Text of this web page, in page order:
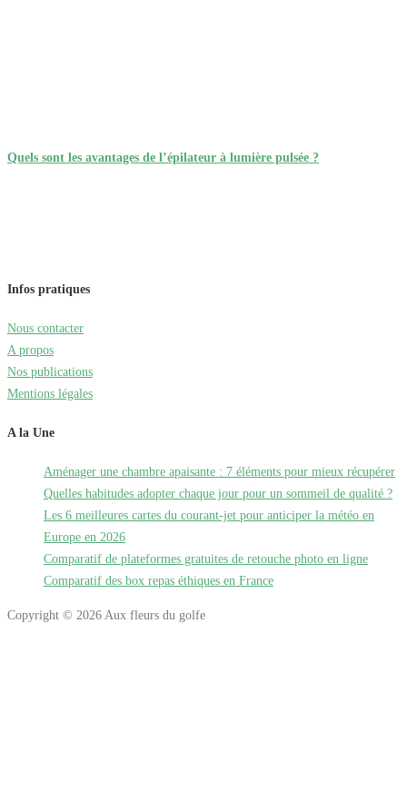
Quels sont les avantages de l’épilateur à lumière pulsée ?
Infos pratiques
Nous contacter
A propos
Nos publications
Mentions légales
A la Une
Aménager une chambre apaisante : 7 éléments pour mieux récupérer
Quelles habitudes adopter chaque jour pour un sommeil de qualité ?
Les 6 meilleures cartes du courant-jet pour anticiper la météo en
Europe en 2026
Comparatif de plateformes gratuites de retouche photo en ligne
Comparatif des box repas éthiques en France
Copyright © 2026 Aux fleurs du golfe